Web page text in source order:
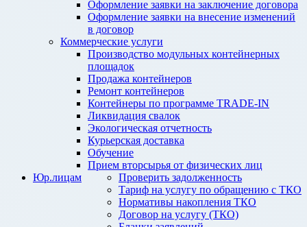
Оформление заявки на заключение договора
Оформление заявки на внесение изменений
в договор
Коммерческие услуги
Производство модульных контейнерных
площадок
Продажа контейнеров
Ремонт контейнеров
Контейнеры по программе TRADE-IN
Ликвидация свалок
Экологическая отчетность
Курьерская доставка
Обучение
Прием вторсырья от физических лиц
Проверить задолженность
Тариф на услугу по обращению с ТКО
Нормативы накопления ТКО
Договор на услугу (ТКО)
Юр.лицам